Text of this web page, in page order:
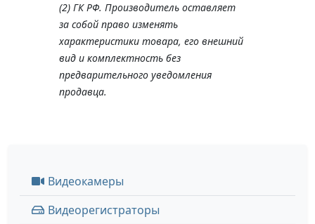
(2) ГК РФ. Производитель оставляет
за собой право изменять
характеристики товара, его внешний
вид и комплектность без
предварительного уведомления
продавца.
Видеокамеры
Видеорегистраторы